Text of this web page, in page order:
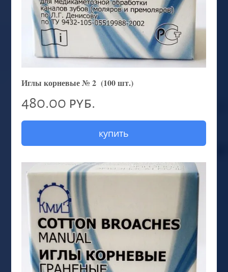
Иглы корневые № 2 (100 шт.)
480.00 руб.
купить